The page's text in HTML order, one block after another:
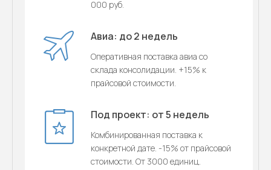
000 руб.
Авиа: до 2 недель
Оперативная поставка авиа со
склада консолидации. +15% к
прайсовой стоимости.
Под проект: от 5 недель
Комбинированная поставка к
конкретной дате. -15% от прайсовой
стоимости. От 3000 единиц.